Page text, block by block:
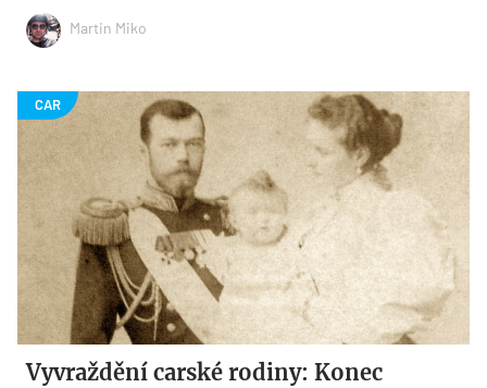
Martin Miko
Vyvraždění carské rodiny: Konec